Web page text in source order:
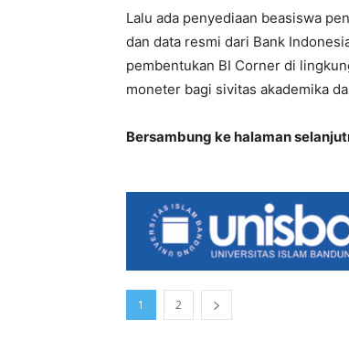
Lalu ada penyediaan beasiswa
dan data resmi dari Bank
pembentukan BI Corner di
moneter bagi sivitas akademika
Bersambung ke halaman
1 2